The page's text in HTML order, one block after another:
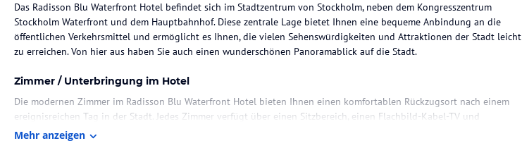
Das Radisson Blu Waterfront Hotel befindet sich im Stadtzentrum von Stockholm, neben dem Kongresszentrum
Stockholm Waterfront und dem Hauptbahnhof. Diese zentrale Lage bietet Ihnen eine bequeme Anbindung an die
öffentlichen Verkehrsmittel und ermöglicht es Ihnen, die vielen Sehenswürdigkeiten und Attraktionen der Stadt leicht
zu erreichen. Von hier aus haben Sie auch einen wunderschönen Panoramablick auf die Stadt.
Zimmer / Unterbringung im Hotel
Die modernen Zimmer im Radisson Blu Waterfront Hotel bieten Ihnen einen komfortablen Rückzugsort nach einem
ereignisreichen Tag in der Stadt. Jedes Zimmer verfügt über einen Sitzbereich, einen Flachbild-Kabel-TV und
kostenloses WLAN. Einige Zimmer sind auch mit einer Nespresso-Kaffeemaschine ausgestattet. Darüber hinaus
Mehr anzeigen